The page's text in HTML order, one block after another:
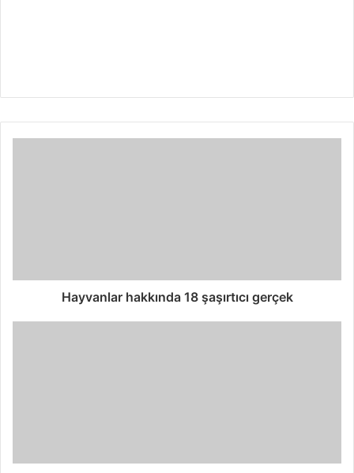
Hayvanlar hakkında 18 şaşırtıcı gerçek